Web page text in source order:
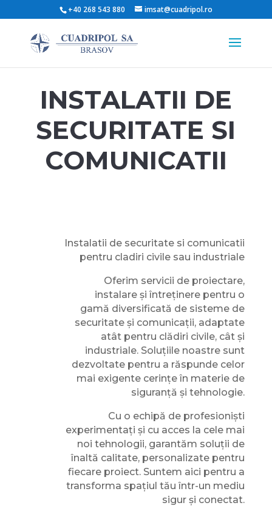
+40 268 543 880 imsat@cuadripol.ro
INSTALATII DE
SECURITATE SI
COMUNICATII
Instalatii de securitate si comunicatii
pentru cladiri civile sau industriale
Oferim servicii de proiectare,
instalare și întreținere pentru o
gamă diversificată de sisteme de
securitate și comunicații, adaptate
atât pentru clădiri civile, cât și
industriale. Soluțiile noastre sunt
dezvoltate pentru a răspunde celor
mai exigente cerințe în materie de
siguranță și tehnologie.
Cu o echipă de profesioniști
experimentați și cu acces la cele mai
noi tehnologii, garantăm soluții de
înaltă calitate, personalizate pentru
fiecare proiect. Suntem aici pentru a
transforma spațiul tău într-un mediu
sigur și conectat.